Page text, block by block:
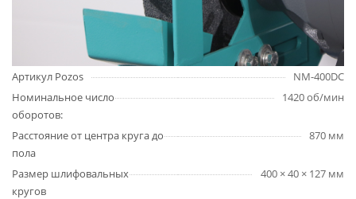
Артикул Pozos
NM-400DC
Номинальное число
оборотов:
1420 об/мин
Расстояние от центра круга до
пола
870 мм
Размер шлифовальных
кругов
400 × 40 × 127 мм